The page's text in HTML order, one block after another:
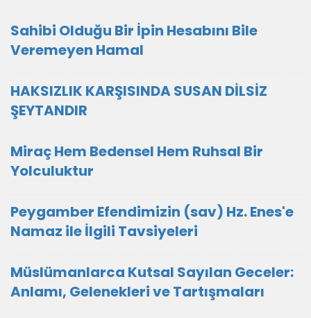
Sahibi Olduğu Bir İpin Hesabını Bile
Veremeyen Hamal
HAKSIZLIK KARŞISINDA SUSAN DİLSİZ
ŞEYTANDIR
Miraç Hem Bedensel Hem Ruhsal Bir
Yolculuktur
Peygamber Efendimizin (sav) Hz. Enes'e
Namaz ile İlgili Tavsiyeleri
Müslümanlarca Kutsal Sayılan Geceler:
Anlamı, Gelenekleri ve Tartışmaları